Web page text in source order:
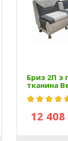
Бриз 2П з
тканина
12 408